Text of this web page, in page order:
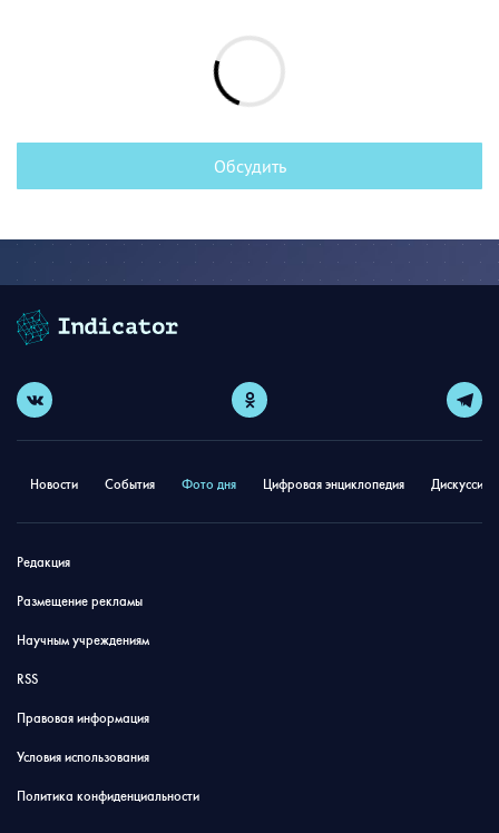
Обсудить
Новости События Фото дня Цифровая энциклопедия
Редакция
Размещение рекламы
Научным учреждениям
RSS
Правовая информация
Условия использования
Политика конфиденциальности